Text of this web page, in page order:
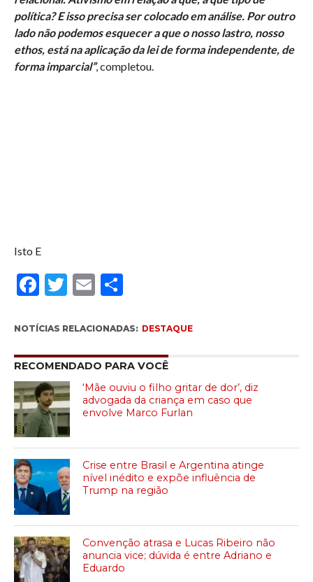
política? E isso precisa ser colocado em análise. Por outro
lado não podemos esquecer a que o nosso lastro, nosso
ethos, está na aplicação da lei de forma independente, de
forma imparcial”, completou.
Isto E
Facebook
Twitter
EmailCompartilhar
NOTÍCIAS RELACIONADAS: DESTAQUE
RECOMENDADO PARA VOCÊ
‘Mãe ouviu o filho gritar de dor’, diz
advogada da criança em caso que
envolve Marco Furlan
Crise entre Brasil e Argentina atinge
nível inédito e expõe influência de
Trump na região
Convenção atrasa e Lucas Ribeiro não
anuncia vice; dúvida é entre Adriano e
Eduardo